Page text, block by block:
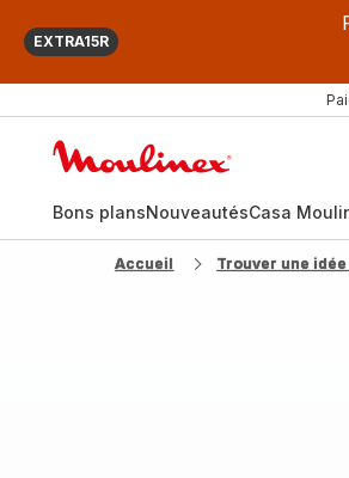
EXTRA15R
Bons plansNouveautésCasa
Accueil Trouver une